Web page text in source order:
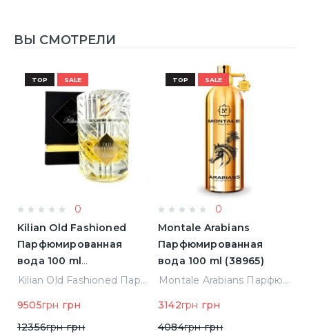
ВЫ СМОТРЕЛИ
TOP SALE
0
Kilian Old Fashioned
Парфюмированная
вода 100 ml
(3700550240723)
Kilian Old Fashioned Парфюмированная вода 100 ml (3700550240723)
9505грн грн
12356грнгрн
TOP SALE
0
Montale Arabians
Парфюмированная
вода 100 ml (38965)
Montale Arabians Парфюмированная вода 100 ml (38965)
3142грн грн
4084грнгрн